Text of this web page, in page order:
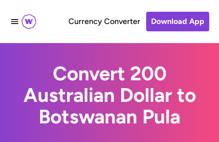
Currency Converter Download App
Convert 200
Australian Dollar to
Botswanan Pula